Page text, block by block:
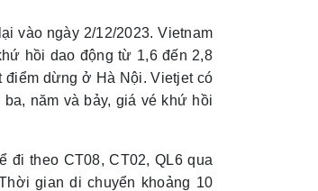
vào ngày 2/12/2023. Vietnam
hồi dao động từ 1,6 đến 2,8
điểm dừng ở Hà Nội. Vietjet có
năm và bảy, giá vé khứ hồi
theo CT08, CT02, QL6 qua
gian di chuyển khoảng 10